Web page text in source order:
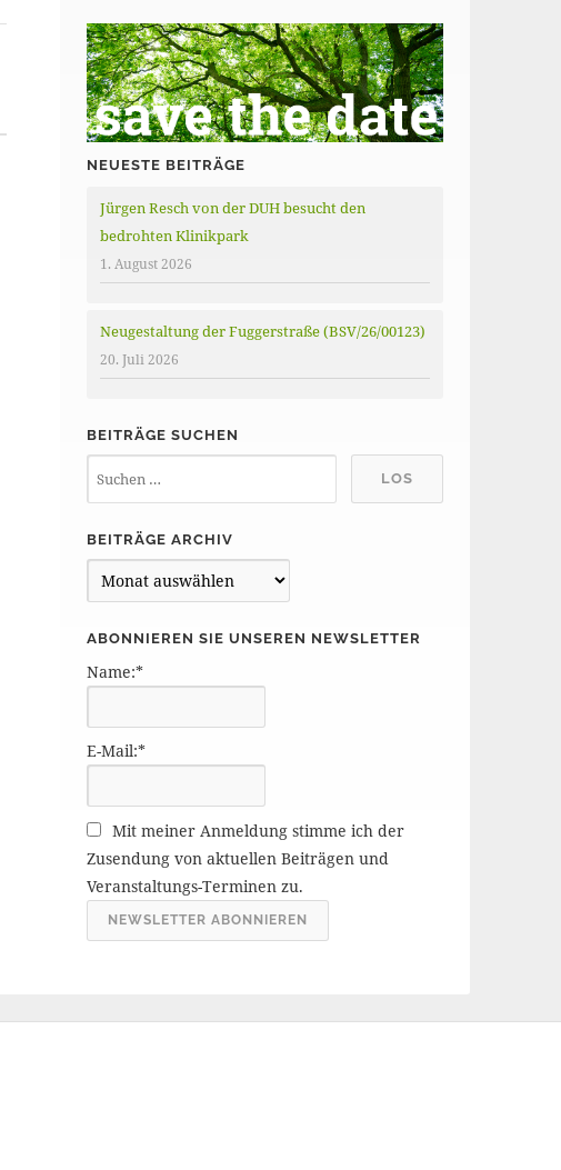
NEUESTE BEITRÄGE
Jürgen Resch von der DUH besucht den
bedrohten Klinikpark
1. August 2026
Neugestaltung der Fuggerstraße (BSV/26/00123)
20. Juli 2026
BEITRÄGE SUCHEN
BEITRÄGE ARCHIV
e
r
e
r
c
h
i
ABONNIEREN SIE UNSEREN NEWSLETTER
Name:*
E-Mail:*
Mit meiner Anmeldung stimme ich der
Zusendung von aktuellen Beiträgen und
Veranstaltungs-Terminen zu.